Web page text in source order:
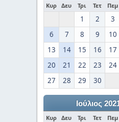
Κυρ Δευ Τρι Τετ Πεμ
1 2 3
6
7 8 9 10
13
14 15 16 17
20
21 22 23 24
27
28 29 30
Ιούλιος
Κυρ Δευ Τρι Τετ Πεμ